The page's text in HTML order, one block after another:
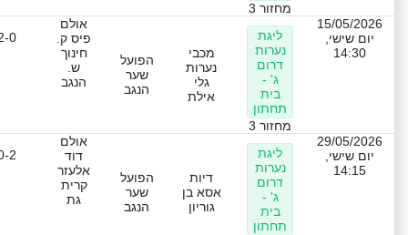
מחזור 3
15/05/2026
יום שישי,
14:30
ליגת
נערות
דרום
ג' -
בית
תחתון
מחזור 3
מכבי
נערות
גלי
אילת
הפועל
שער
הנגב
אולם
פיס ק.
חינוך
ש.
הנגב
0
29/05/2026
יום שישי,
14:15
ליגת
נערות
דרום
ג' -
בית
תחתון
דיות
אסא בן
גוריון
הפועל
שער
הנגב
אולם
דוד
אלעזר
קרית
גת
2